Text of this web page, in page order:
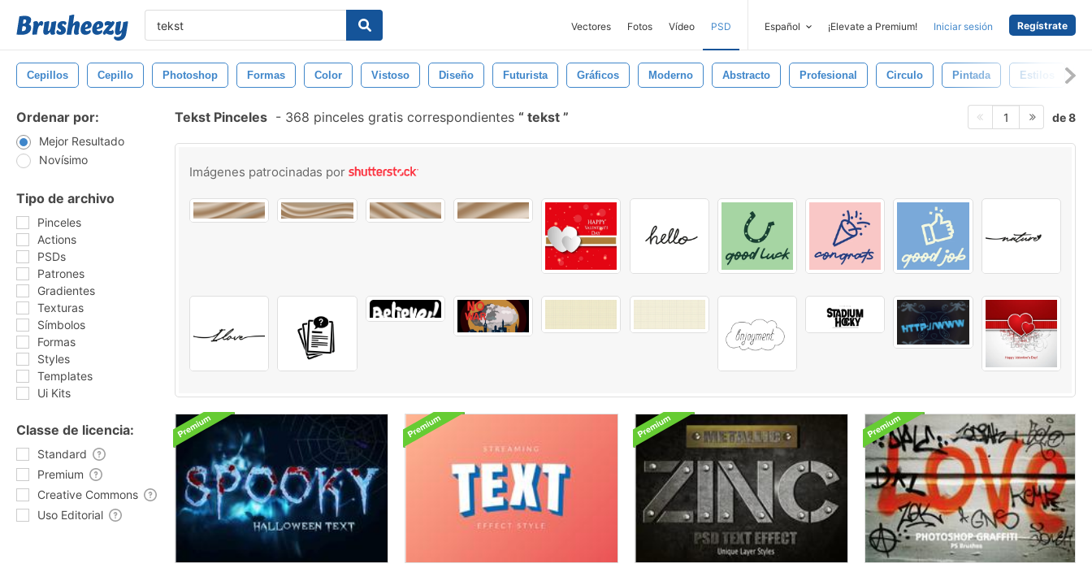
Vectores Fotos Vídeo PSD Español ¡Elevate a Premium! Iniciar sesión Regístrate
Cepillos Cepillo Photoshop Formas Color Vistoso Diseño Futurista Gráficos Moderno Abstracto Profesional Circulo Pintada Estilos
Ordenar por:
Mejor Resultado
Novísimo
Tipo de archivo
Pinceles
Actions
PSDs
Patrones
Gradientes
Texturas
Símbolos
Formas
Styles
Templates
Ui Kits
Classe de licencia:
Standard
Premium
Creative Commons
Uso Editorial
Tekst Pinceles - 368 pinceles gratis correspondientes tekst 1 de 8
Imágenes patrocinadas por